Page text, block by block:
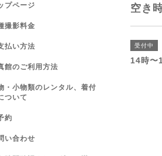
空き
受付中
14時
プページ
撮影料金
払い方法
館のご利用方法
・小物類のレンタル、着付
ついて
約
い合わせ